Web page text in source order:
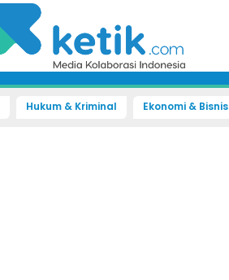
Hukum & Kriminal Ekonomi & Bisnis